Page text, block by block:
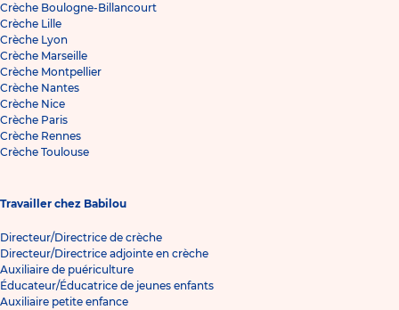
Crèche Boulogne-Billancourt
Crèche Lille
Crèche Lyon
Crèche Marseille
Crèche Montpellier
Crèche Nantes
Crèche Nice
Crèche Paris
Crèche Rennes
Crèche Toulouse
Travailler chez Babilou
Directeur/Directrice de crèche
Directeur/Directrice adjointe en crèche
Auxiliaire de puériculture
Éducateur/Éducatrice de jeunes enfants
Auxiliaire petite enfance